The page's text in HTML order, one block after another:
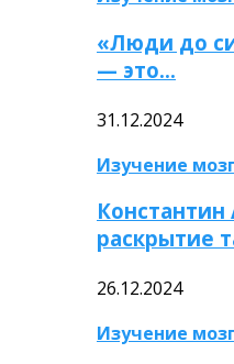
«Люди до
— это…
31.12.2024
Изучение
Константин
раскрытие
26.12.2024
Изучение